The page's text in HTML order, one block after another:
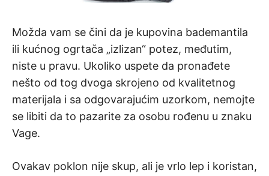
Možda vam se čini da je kupovina bademantila
ili kućnog ogrtača „izlizan“ potez, međutim,
niste u pravu. Ukoliko uspete da pronađete
nešto od tog dvoga skrojeno od kvalitetnog
materijala i sa odgovarajućim uzorkom, nemojte
se libiti da to pazarite za osobu rođenu u znaku
Vage.
Ovakav poklon nije skup, ali je vrlo lep i koristan,